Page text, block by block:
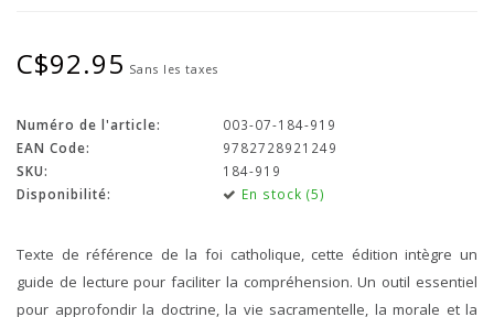
C$92.95 Sans les taxes
Numéro de l'article:
003-07-184-919
EAN Code:
9782728921249
SKU:
184-919
Disponibilité:
En stock (5)
Texte de référence de la foi catholique, cette édition intègre un
guide de lecture pour faciliter la compréhension. Un outil essentiel
pour approfondir la doctrine, la vie sacramentelle, la morale et la